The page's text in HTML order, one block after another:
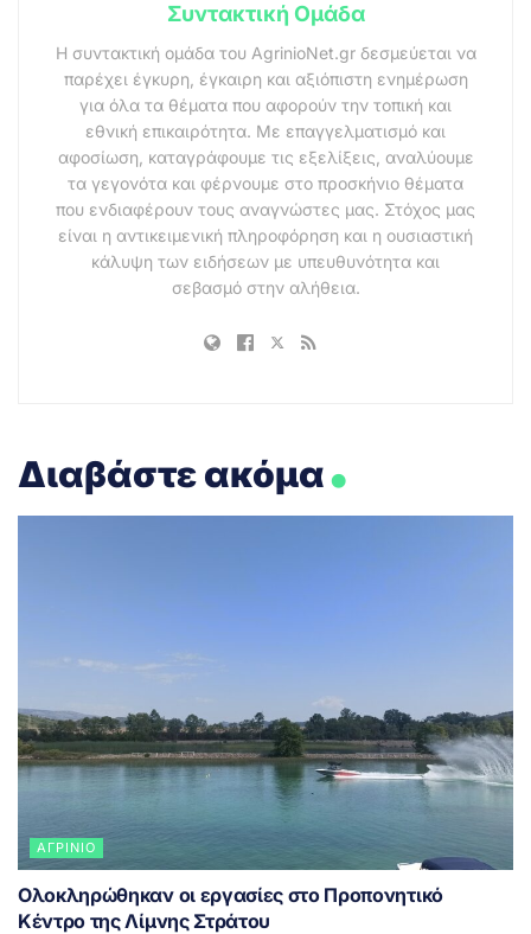
Συντακτική Ομάδα
Η συντακτική ομάδα του AgrinioNet.gr δεσμεύεται να
παρέχει έγκυρη, έγκαιρη και αξιόπιστη ενημέρωση
για όλα τα θέματα που αφορούν την τοπική και
εθνική επικαιρότητα. Με επαγγελματισμό και
αφοσίωση, καταγράφουμε τις εξελίξεις, αναλύουμε
τα γεγονότα και φέρνουμε στο προσκήνιο θέματα
που ενδιαφέρουν τους αναγνώστες μας. Στόχος μας
είναι η αντικειμενική πληροφόρηση και η ουσιαστική
κάλυψη των ειδήσεων με υπευθυνότητα και
σεβασμό στην αλήθεια.
Διαβάστε ακόμα.
ΑΓΡΊΝΙΟ
Ολοκληρώθηκαν οι εργασίες στο Προπονητικό
Κέντρο της Λίμνης Στράτου